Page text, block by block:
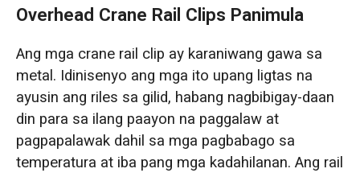
Overhead Crane Rail Clips Panimula
Ang mga crane rail clip ay karaniwang gawa sa
metal. Idinisenyo ang mga ito upang ligtas na
ayusin ang riles sa gilid, habang nagbibigay-daan
din para sa ilang paayon na paggalaw at
pagpapalawak dahil sa mga pagbabago sa
temperatura at iba pang mga kadahilanan. Ang rail